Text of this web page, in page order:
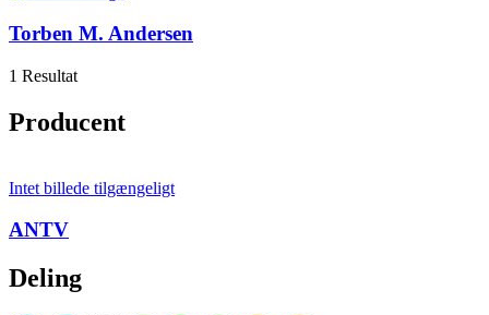
Torben M. Andersen
1 Resultat
Producent
Intet billede tilgængeligt
ANTV
Deling